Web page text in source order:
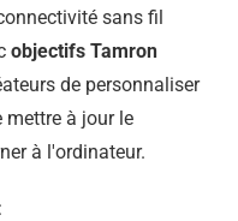
sans fil
objectifs Tamron
de personnaliser
mettre à jour le
à l'ordinateur.